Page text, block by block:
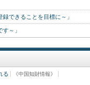
できることを目標に～」
～」
る
《中国知財情報》